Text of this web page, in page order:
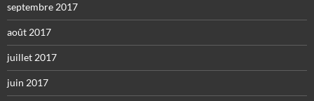
septembre 2017
août 2017
juillet 2017
juin 2017